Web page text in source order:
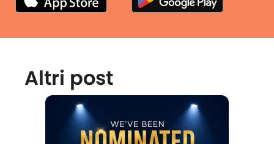
Altri post